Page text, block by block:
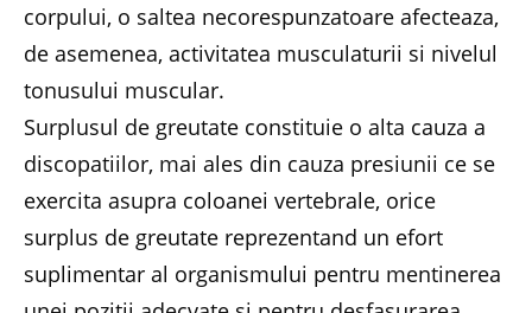
corpului, o saltea necorespunzatoare afecteaza,
de asemenea, activitatea musculaturii si nivelul
tonusului muscular.
Surplusul de greutate constituie o alta cauza a
discopatiilor, mai ales din cauza presiunii ce se
exercita asupra coloanei vertebrale, orice
surplus de greutate reprezentand un efort
suplimentar al organismului pentru mentinerea